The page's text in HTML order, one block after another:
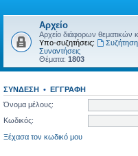
Αρχείο
Αρχείο διάφορων θεματικών
Υπο-συζητήσεις:
Συζήτηση
Συναντήσεις
Θέματα: 1803
ΣΎΝΔΕΣΗ • ΕΓΓΡΑΦΉ
Όνομα μέλους:
Κωδικός:
Ξέχασα τον κωδικό μου